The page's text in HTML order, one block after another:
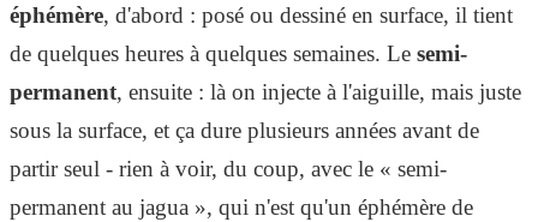
éphémère, d'abord : posé ou dessiné en surface, il tient
de quelques heures à quelques semaines. Le semi-
permanent, ensuite : là on injecte à l'aiguille, mais juste
sous la surface, et ça dure plusieurs années avant de
partir seul - rien à voir, du coup, avec le « semi-
permanent au jagua », qui n'est qu'un éphémère de